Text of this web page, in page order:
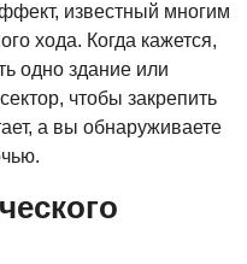
известный многим
хода. Когда кажется,
одно здание или
чтобы закрепить
а вы обнаруживаете